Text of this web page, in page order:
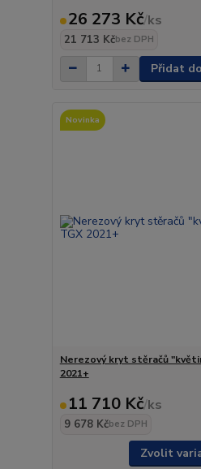
26 273 Kč/ks
21 713 Kčbez DPH
Přidat
Novinka
Nerezový kryt stěračů
2021+
11 710 Kč/ks
9 678 Kčbez DPH
Zvolit